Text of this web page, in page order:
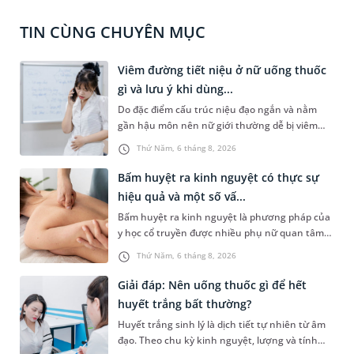
TIN CÙNG CHUYÊN MỤC
Thứ Năm, 6 tháng 8, 2026
Viêm đường tiết niệu ở nữ uống thuốc
gì và lưu ý khi dùng...
Do đặc điểm cấu trúc niệu đạo ngắn và nằm
gần hậu môn nên nữ giới thường dễ bị viêm
đường tiết niệu hơn nam giới. Tùy theo nguyên
nhân, mức độ nhiễm trùng và tình trạng sức
khỏe của người bệnh, bác sĩ sẽ chỉ định các loại
thuốc phù hợp để kiểm soát bệnh hiệu quả.
Vậy viêm đường tiết niệu ở nữ uống thuốc gì và
cần lưu ý những gì trong quá trình điều trị? Hãy
cùng tìm hiểu trong bài viết dưới đây.
Thứ Năm, 6 tháng 8, 2026
Bấm huyệt ra kinh nguyệt có thực sự
hiệu quả và một số vấ...
Bấm huyệt ra kinh nguyệt là phương pháp của
y học cổ truyền được nhiều phụ nữ quan tâm
khi gặp tình trạng chậm kinh hoặc kinh nguyệt
không đều. Vậy phương pháp này có mang lại
hiệu quả như mong đợi không, thực hiện ra
sao và cần lưu ý những gì để đảm bảo an toàn?
Giải đáp: Nên uống thuốc gì để hết
huyết trắng bất thường?
Huyết trắng sinh lý là dịch tiết tự nhiên từ âm
đạo. Theo chu kỳ kinh nguyệt, lượng và tính